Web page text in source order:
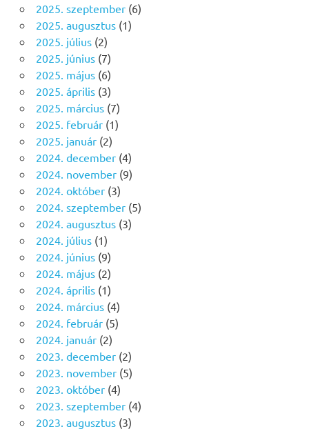
2025. szeptember(6)
2025. augusztus(1)
2025. július(2)
2025. június(7)
2025. május(6)
2025. április(3)
2025. március(7)
2025. február(1)
2025. január(2)
2024. december(4)
2024. november(9)
2024. október(3)
2024. szeptember(5)
2024. augusztus(3)
2024. július(1)
2024. június(9)
2024. május(2)
2024. április(1)
2024. március(4)
2024. február(5)
2024. január(2)
2023. december(2)
2023. november(5)
2023. október(4)
2023. szeptember(4)
2023. augusztus(3)